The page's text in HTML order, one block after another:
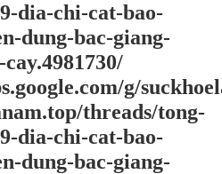
dia-chi-cat-bao-
dung-bac-giang-
g/
threads/tong-
dia-chi-cat-bao-
dung-bac-giang-